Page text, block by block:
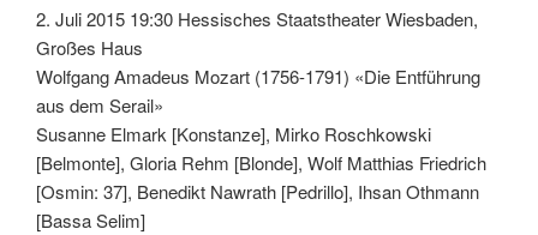
2. Juli 2015 19:30 Hessisches Staatstheater Wiesbaden,
Großes Haus
Wolfgang Amadeus Mozart (1756-1791) «Die Entführung
aus dem Serail»
Susanne Elmark [Konstanze], Mirko Roschkowski
[Belmonte], Gloria Rehm [Blonde], Wolf Matthias Friedrich
[Osmin: 37], Benedikt Nawrath [Pedrillo], Ihsan Othmann
[Bassa Selim]